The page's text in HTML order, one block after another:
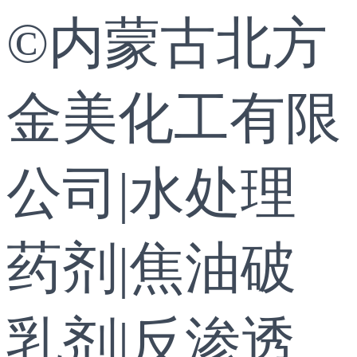
©内蒙古北方
金美化工有限
公司|水处理
药剂|焦油破
乳剂|反渗透